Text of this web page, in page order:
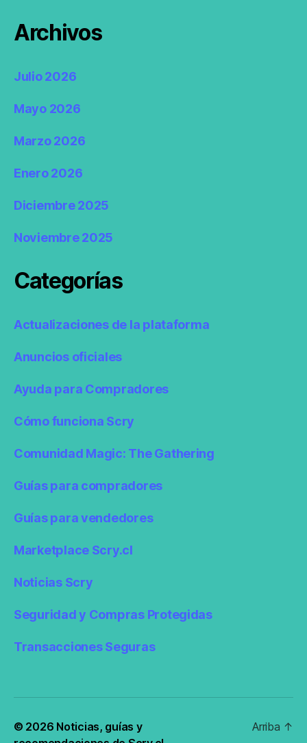
Archivos
Julio 2026
Mayo 2026
Marzo 2026
Enero 2026
Diciembre 2025
Noviembre 2025
Categorías
Actualizaciones de la plataforma
Anuncios oficiales
Ayuda para Compradores
Cómo funciona Scry
Comunidad Magic: The Gathering
Guías para compradores
Guías para vendedores
Marketplace Scry.cl
Noticias Scry
Seguridad y Compras Protegidas
Transacciones Seguras
© 2026 Noticias, guías y
Arriba ↑